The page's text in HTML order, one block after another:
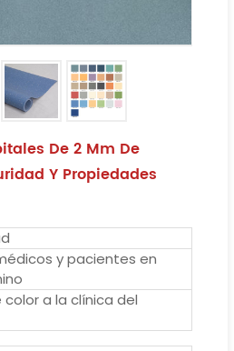
De 2 Mm De
Y Propiedades
y pacientes en
a la clínica del